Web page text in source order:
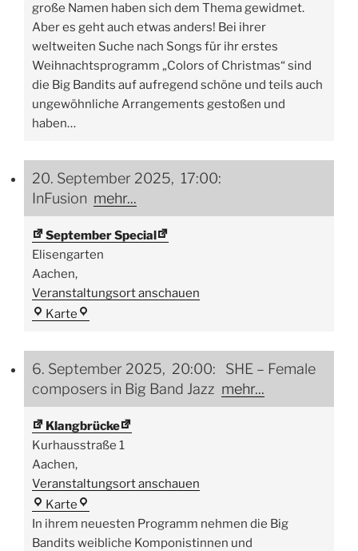
große Namen haben sich dem Thema gewidmet.
Aber es geht auch etwas anders! Bei ihrer
weltweiten Suche nach Songs für ihr erstes
Weihnachtsprogramm „Colors of Christmas“ sind
die Big Bandits auf aufregend schöne und teils auch
ungewöhnliche Arrangements gestoßen und
haben…
20. September 2025, 17:00:
InFusion mehr...
September Special
Elisengarten
Aachen,
Veranstaltungsort anschauen
Karte September
6. September 2025, 20:00: SHE – Female
composers in Big Band Jazz mehr...
Klangbrücke
Kurhausstraße 1
Aachen,
Veranstaltungsort anschauen
Karte Klangbrücke
In ihrem neuesten Programm nehmen die Big
Bandits weibliche Komponistinnen und